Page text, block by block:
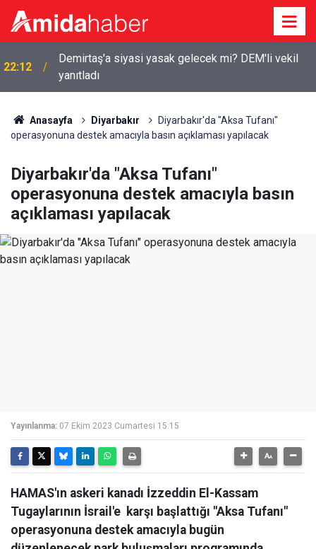
22:12
Demirtaş'a siyasi yasak gelecek mi? DEM'li vekil
21:53
12 maddelik tarihi teklife Diyarbakır’dan kimler imza
attı?
Anasayfa Diyarbakır
Diyarbakır'da "Aksa Tufanı"
operasyonuna destek amacıyla basın açıklaması yapılacak
Diyarbakır'da "Aksa Tufanı"
operasyonuna destek amacıyla basın
açıklaması yapılacak
Yayınlanma: 07 Ekim 2023 Cumartesi 15:15
HAMAS'ın askeri kanadı İzzeddin El-Kassam
Tugaylarının İsrail'e karşı başlattığı "Aksa Tufanı"
operasyonuna destek amacıyla bugün